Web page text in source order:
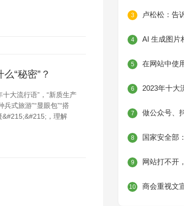
“秘密”？
大流行语”，“新质生产
兵式旅游”“显眼包”“搭
&#215;&#215;，理解
3 卢松松：告
4
5 在网站中使
6 2023年十大
7
8 国家安全部
9 网站打不开
10 商会重视文